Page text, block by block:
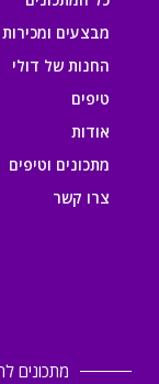
מבצעים ומכירות
החנות של דולי
טיפים
אודות
מתכונים וטיפים
צרו קשר
מתכונים